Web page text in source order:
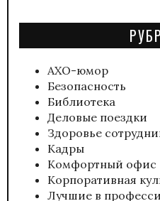
АХО-юмор
Безопасность
Библиотека
Деловые поездки
Здоровье
Кадры
Комфортный офис
Корпоративная
Лучшие в